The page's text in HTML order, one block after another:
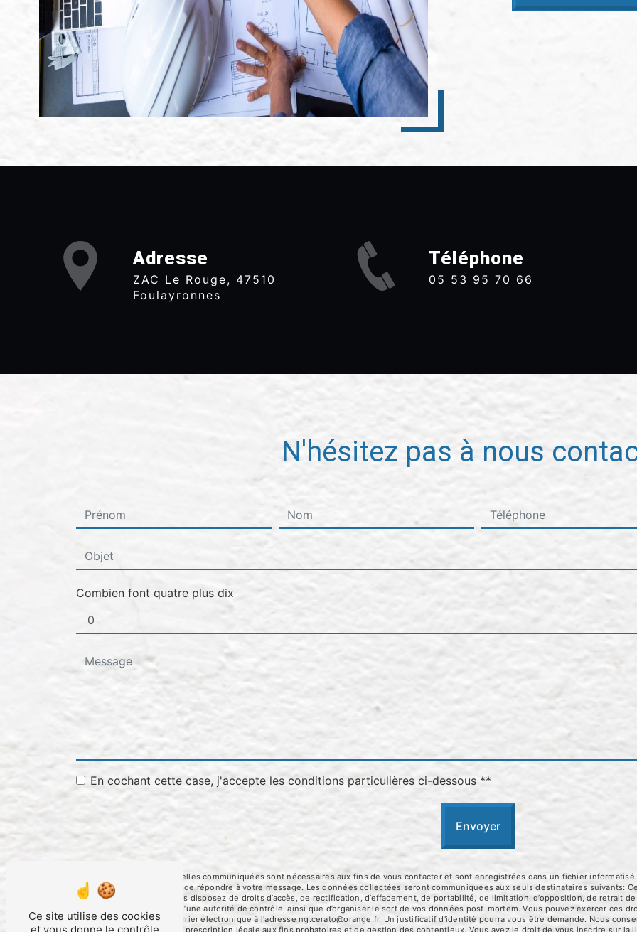
Adresse
ZAC Le Rouge, 47510
Foulayronnes
Téléphone
05 53 95 70 66
N'hésitez pas à nous
Combien font quatre plus dix
En cochant cette case, j'accepte les conditions particulières ci-dessous **
Envoyer
** Les données personnelles communiquées sont nécessaires aux fins de vous contacter et sont enregistrées dans un fichier
traitants dans le seul but de répondre à votre message. Les données collectées seront communiquées aux seuls destinataires suivants:
ng.cerato@orange.fr. Vous disposez de droits d’accès, de rectification, d’effacement, de portabilité, de limitation, d’opposition, de retrait
une réclamation auprès d’une autorité de contrôle, ainsi que d’organiser le sort de vos données post-mortem. Vous pouvez exercer ces
Foulayronnes ou par courrier électronique à l'adresse ng.cerato@orange.fr. Un justificatif d'identité pourra vous être demandé. Nous
puis pendant la durée de prescription légale aux fins probatoires et de gestion des contentieux. Vous avez le droit de vous inscrire sur
Ce site utilise des cookies